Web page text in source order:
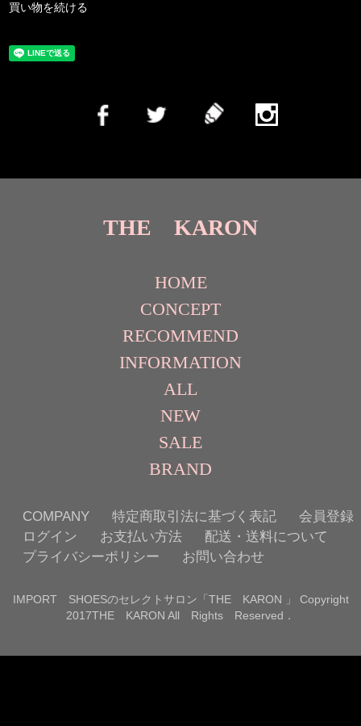
買い物を続ける
THE KARON
HOME
CONCEPT
RECOMMEND
INFORMATION
ALL
NEW
SALE
BRAND
COMPANY 特定商取引法に基づく表記
会員登録
ログイン
お支払い方法
配送・送料について
プライバシーポリシー
お問い合わせ
IMPORT SHOESのセレクトサロン「THE KARON 」 Copyright
2017THE KARON All Rights Reserved．